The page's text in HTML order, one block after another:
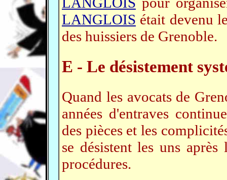
LANGLOIS était devenu
des huissiers de Grenoble.
E - Le désistement
Quand les avocats de
années d'entraves
des pièces et les
se désistent les uns
procédures.